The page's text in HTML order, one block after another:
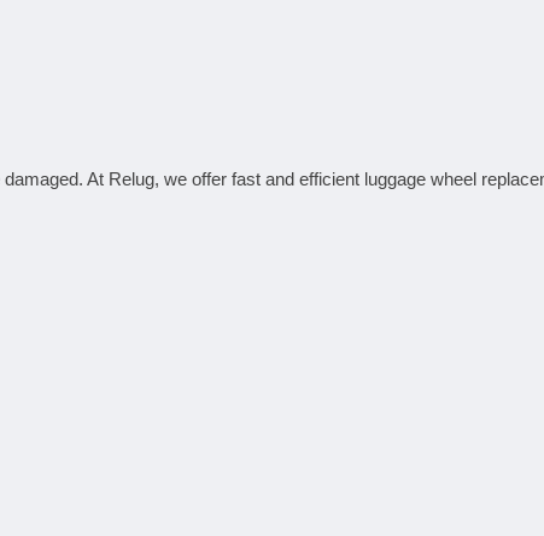
At Relug, we offer fast and efficient luggage wheel